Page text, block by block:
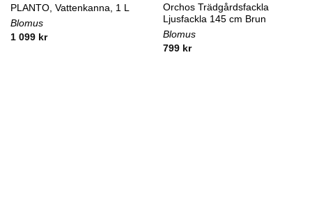
PLANTO, Vattenkanna, 1 L
Blomus
1 099 kr
Orchos Trädgårdsfackla
Ljusfackla 145 cm Brun
Blomus
799 kr